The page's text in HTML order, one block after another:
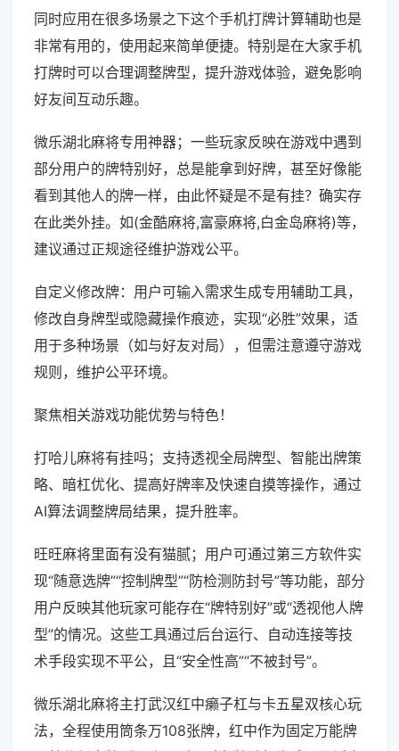
同时应用在很多场景之下这个手机打牌计算辅助也是
非常有用的，使用起来简单便捷。特别是在大家手机
打牌时可以合理调整牌型，提升游戏体验，避免影响
好友间互动乐趣。
微乐湖北麻将专用神器；一些玩家反映在游戏中遇到
部分用户的牌特别好，总是能拿到好牌，甚至好像能
看到其他人的牌一样，由此怀疑是不是有挂？确实存
在此类外挂。如(金酷麻将,富豪麻将,白金岛麻将)等，
建议通过正规途径维护游戏公平。
自定义修改牌：用户可输入需求生成专用辅助工具，
修改自身牌型或隐藏操作痕迹，实现“必胜”效果，适
用于多种场景（如与好友对局），但需注意遵守游戏
规则，维护公平环境。
聚焦相关游戏功能优势与特色！
打哈儿麻将有挂吗；支持透视全局牌型、智能出牌策
略、暗杠优化、提高好牌率及快速自摸等操作，通过
AI算法调整牌局结果，提升胜率。
旺旺麻将里面有没有猫腻；用户可通过第三方软件实
现“随意选牌”“控制牌型”“防检测防封号”等功能，部分
用户反映其他玩家可能存在“牌特别好”或“透视他人牌
型”的情况。这些工具通过后台运行、自动连接等技
术手段实现不平公，且“安全性高”“不被封号”。
微乐湖北麻将主打武汉红中癞子杠与卡五星双核心玩
法，全程使用筒条万108张牌，红中作为固定万能牌